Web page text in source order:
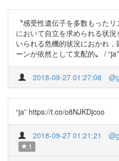
〝感受性遺伝子を多数もった
において自立を求められる状
いられる危機的状況におかれ
ーンが依然として支配的〟 /
2018-09-27 01:27:08
“ja” https://t.co/o8NJKDjcoo
2018-09-27 01:21:21
1